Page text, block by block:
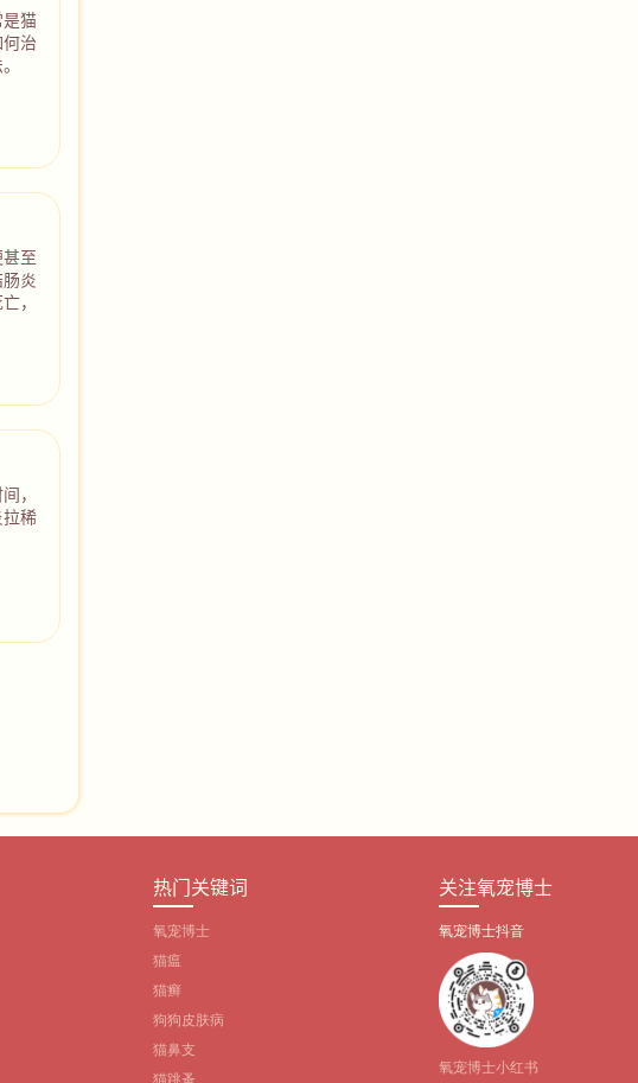
猫
治
至
炎
，
，
稀
热门关键词
氧宠博士
猫瘟
猫癣
狗狗皮肤病
猫鼻支
关注氧宠博士
氧宠博士抖音
氧宠博士小红书